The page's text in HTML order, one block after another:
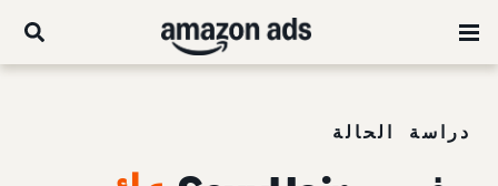
دراسة الحالة